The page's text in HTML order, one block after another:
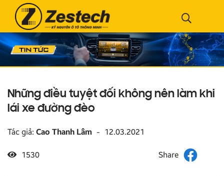
Những điều tuyệt đối không nên làm khi
lái xe đường đèo
Tác giả: Cao Thanh Lâm - 12.03.2021
1530